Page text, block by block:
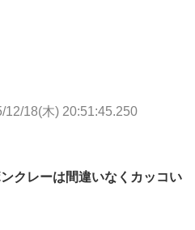
12/18(木) 20:51:45.250
クレーは間違いなくカッコい